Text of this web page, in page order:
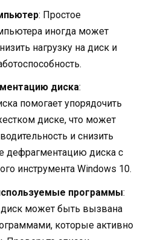
: Простое
иногда может
нагрузку на диск и
диска:
помогает упорядочить
диске, что может
и снизить
дефрагментацию диска с
инструмента Windows 10.
программы:
диск может быть вызвана
которые активно